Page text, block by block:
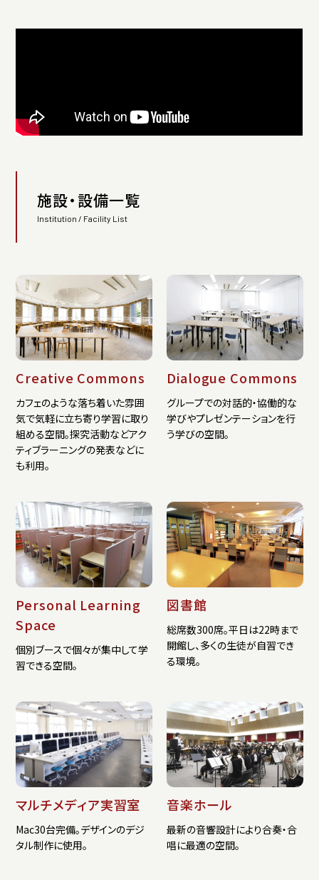
施設・設備一覧
Institution / Facility List
Creative Commons
カフェのような落ち着いた雰囲
気で気軽に立ち寄り学習に取り
組める空間。探究活動などアク
ティブラーニングの発表などに
も利用。
Dialogue Commons
グループでの対話的・協働的な
学びやプレゼンテーションを行
う学びの空間。
Personal Learning
Space
個別ブースで個々が集中して学
習できる空間。
図書館
総席数300席。平日は22時まで
開館し、多くの生徒が自習でき
る環境。
マルチメディア実習室
Mac30台完備。デザインのデジ
タル制作に使用。
音楽ホール
最新の音響設計により合奏・合
唱に最適の空間。